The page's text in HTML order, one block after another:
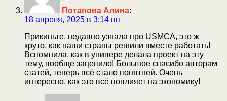
Потапова Алина:
18 апреля, 2025 в 3:14 пп
Прикиньте, недавно узнала про USMCA, это ж
круто, как наши страны решили вместе работать!
Вспомнила, как в универе делала проект на эту
тему, вообще зацепило! Большое спасибо авторам
статей, теперь всё стало понятней. Очень
интересно, как это всё повлияет на экономику!